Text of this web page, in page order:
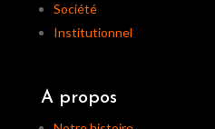
Société
Institutionnel
A propos